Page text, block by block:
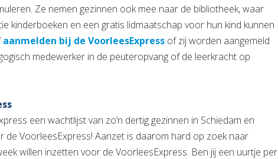
Ze nemen gezinnen ook mee naar de bibliotheek, waar
kinderboeken en een gratis lidmaatschap voor hun kind kunnen
aanmelden bij de VoorleesExpress of zij worden aangemeld
medewerker in de peuteropvang of de leerkracht op
een wachtlijst van zo’n dertig gezinnen in Schiedam en
de VoorleesExpress! Aanzet is daarom hard op zoek naar
willen inzetten voor de VoorleesExpress. Ben jij een uurtje per